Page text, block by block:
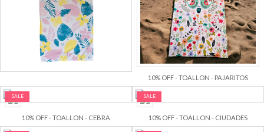
10% OFF - TOALLON - PAJARITOS
SALE
10% OFF - TOALLON - CEBRA
SALE
10% OFF - TOALLON - CIUDADES